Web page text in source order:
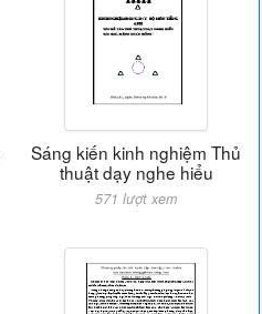
Sáng kiến kinh nghiệm Thủ
thuật dạy nghe hiểu
571 lượt xem